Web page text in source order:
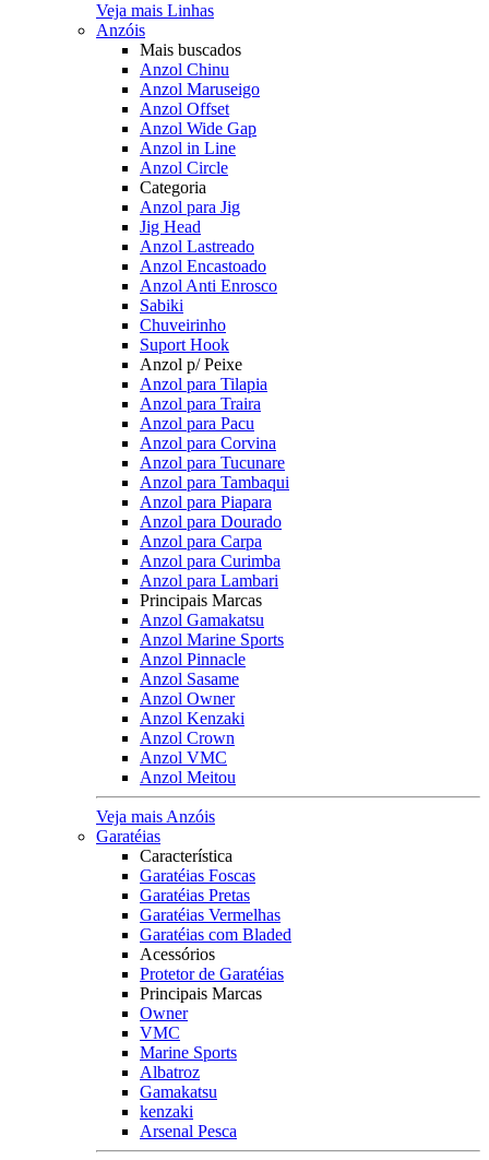
Veja mais Linhas
Anzóis
Mais buscados
Anzol Chinu
Anzol Maruseigo
Anzol Offset
Anzol Wide Gap
Anzol in Line
Anzol Circle
Categoria
Anzol para Jig
Jig Head
Anzol Lastreado
Anzol Encastoado
Anzol Anti Enrosco
Sabiki
Chuveirinho
Suport Hook
Anzol p/ Peixe
Anzol para Tilapia
Anzol para Traira
Anzol para Pacu
Anzol para Corvina
Anzol para Tucunare
Anzol para Tambaqui
Anzol para Piapara
Anzol para Dourado
Anzol para Carpa
Anzol para Curimba
Anzol para Lambari
Principais Marcas
Anzol Gamakatsu
Anzol Marine Sports
Anzol Pinnacle
Anzol Sasame
Anzol Owner
Anzol Kenzaki
Anzol Crown
Anzol VMC
Anzol Meitou
Veja mais Anzóis
Garatéias
Característica
Garatéias Foscas
Garatéias Pretas
Garatéias Vermelhas
Garatéias com Bladed
Acessórios
Protetor de Garatéias
Principais Marcas
Owner
VMC
Marine Sports
Albatroz
Gamakatsu
kenzaki
Arsenal Pesca